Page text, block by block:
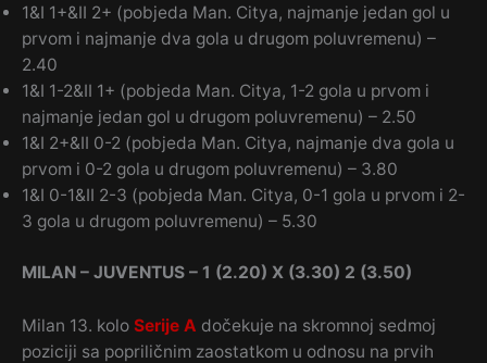
1&I 1+&II 2+ (pobjeda Man. Citya, najmanje jedan gol u
prvom i najmanje dva gola u drugom poluvremenu) –
2.40
1&I 1-2&II 1+ (pobjeda Man. Citya, 1-2 gola u prvom i
najmanje jedan gol u drugom poluvremenu) – 2.50
1&I 2+&II 0-2 (pobjeda Man. Citya, najmanje dva gola u
prvom i 0-2 gola u drugom poluvremenu) – 3.80
1&I 0-1&II 2-3 (pobjeda Man. Citya, 0-1 gola u prvom i 2-
3 gola u drugom poluvremenu) – 5.30
MILAN – JUVENTUS – 1 (2.20) X (3.30) 2 (3.50)
Milan 13. kolo Serije A dočekuje na skromnoj sedmoj
poziciji sa popriličnim zaostatkom u odnosu na prvih